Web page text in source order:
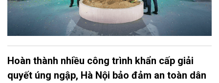
Hoàn thành nhiều công trình khẩn cấp giải
quyết úng ngập, Hà Nội bảo đảm an toàn dân